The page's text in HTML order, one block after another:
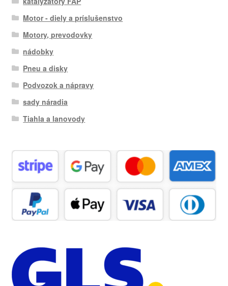
Motor - diely a príslušenstvo
Motory, prevodovky
nádobky
Pneu a disky
Podvozok a nápravy
sady náradia
Tiahla a lanovody